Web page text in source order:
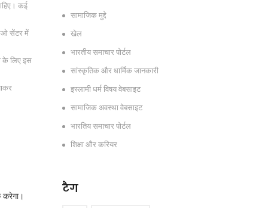
कई
सेंटर में
के लिए इस
सामाजिक मुद्दे
खेल
भारतीय समाचार पोर्टल
सांस्कृतिक और धार्मिक जानकारी
इस्लामी धर्म विषय वेबसाइट
सामाजिक अवस्था वेबसाइट
भारतिय समाचार पोर्टल
शिक्षा और करियर
टैग